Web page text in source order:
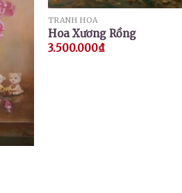
TRANH HOA
Hoa Xương Rồng
3.500.000₫